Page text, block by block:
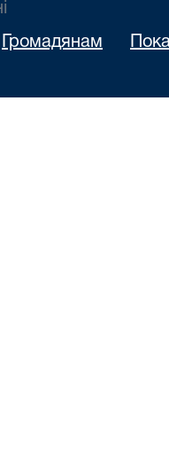
Громадянам